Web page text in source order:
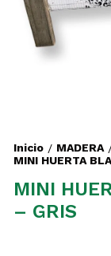
Inicio / MADERA
MINI HUERTA
MINI
– GRIS